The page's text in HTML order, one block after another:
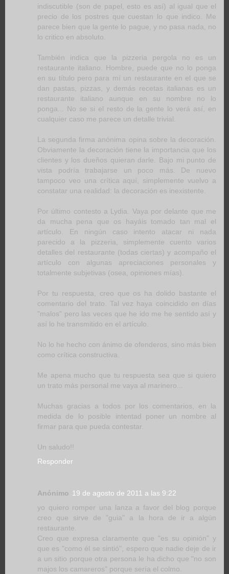
indiscutible (son de papel, esto es así) al igual que el
precio de los postres que cuestan lo que indico. Me
parece bien que la gente lo pague, y no pasa nada, no
lo critico en absoluto.
También indica que la pizzeria pergola no es un
restaurante italiano. Hombre, puede que no lo ponga
en su título pero para mí un restaurante en el que se
dan pastas, pizzas, y demás recetas italianas es un
restaurante italiano aunque en su nombre no lo
ponga... No se si el resto de la gente lo verá así, en
cualquier caso me parece un detalle trivial.
La segunda firma anónima opina sobre la decoración.
Obviamente la decoración tiene la importancia que los
clientes y los dueños quieran darle. Bajo mi punto de
vista podría trabajarse un poco más. De nuevo
tampoco veo una crítica aquí, simplemente vuelvo a
constatar una realidad: la decoración es inexistente.
Por último contesto a Lydia. Vaya por delante que me
da mucha pena que os hayáis tomado tan mal el
artículo. En ningún caso intento atacar ni nada
parecido a la pizzeria, simplemente cuento varios
detalles del restaurante (todas ciertas) y acompaño el
artículo con algunas apreciaciones personales y
totalmente subjetivas (osea, opiniones mías).
Por tu respuesta, creo que os ha dolido bastante el
comentario del trato. Tal vez haya coincidido en días
"malos" pero las veces que he ido me he sentido así y
así lo he transmitido en el artículo.
No lo he hecho con ánimo de ofenderos, sino más bien
como crítica constructiva.
Me apena mucho que tu respuesta sea que si quiero
un trato más personal me vaya al marinero...
Muchas gracias a todos por los comentarios, en la
medida de lo posible intentad poner un nombre al
firmar para que pueda contestar.
Un saludo!!
Responder
Anónimo 19 de agosto de 2011 a las 9:22
yo quiero romper una lanza a favor del blog porque
creo que sirve de "guia" a la hora de ir a algún
restaurante.
Creo que expresa claramente que "es su opinión" y
que es "como él se sintió", espero que nadie deje de ir
a un sitio porque otra persona le ha dicho que "no son
majos los camareros" porque sería el colmo.